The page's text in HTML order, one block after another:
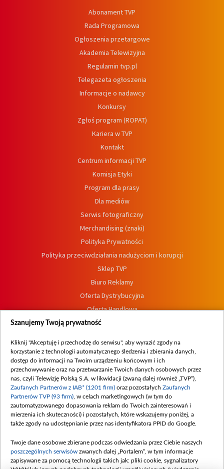
Abonament TVP
Rada Programowa
Ogłoszenia przetargowe
Akademia Telewizyjna
Regulamin tvp.pl
Telegazeta ogłoszenia
Informacje o nadawcy
Konkursy
Zgłoś program (ROPAT)
Kariera w TVP
Kontakt
Centrum informacji TVP
Komisja Etyki
Program dla prasy
Dla mediów
Serwis fotograficzny
Merchandising (znaki)
Polityka Prywatności
Polityka przeciwdziałania nadużyciom i korupcji
Sklep TVP
Biuro Reklamy
Oferta Dystrybucyjna
Oferta Handlowa
Dostępność
Procedura zgłoszeń wewnętrznych
Szanujemy Twoją prywatność
Kliknij "Akceptuję i przechodzę do serwisu", aby wyrazić zgody na
korzystanie z technologii automatycznego śledzenia i zbierania danych,
dostęp do informacji na Twoim urządzeniu końcowym i ich
przechowywanie oraz na przetwarzanie Twoich danych osobowych przez
nas, czyli Telewizję Polską S.A. w likwidacji (zwaną dalej również „TVP”),
Zaufanych Partnerów z IAB* (1201 firm) oraz pozostałych Zaufanych
Partnerów TVP (93 firm) , w celach marketingowych (w tym do
zautomatyzowanego dopasowania reklam do Twoich zainteresowań i
mierzenia ich skuteczności) i pozostałych, które wskazujemy poniżej, a
także zgody na udostępnianie przez nas identyfikatora PPID do Google.
Twoje dane osobowe zbierane podczas odwiedzania przez Ciebie naszych
poszczególnych serwisów zwanych dalej „Portalem”, w tym informacje
zapisywane za pomocą technologii takich jak: pliki cookie, sygnalizatory